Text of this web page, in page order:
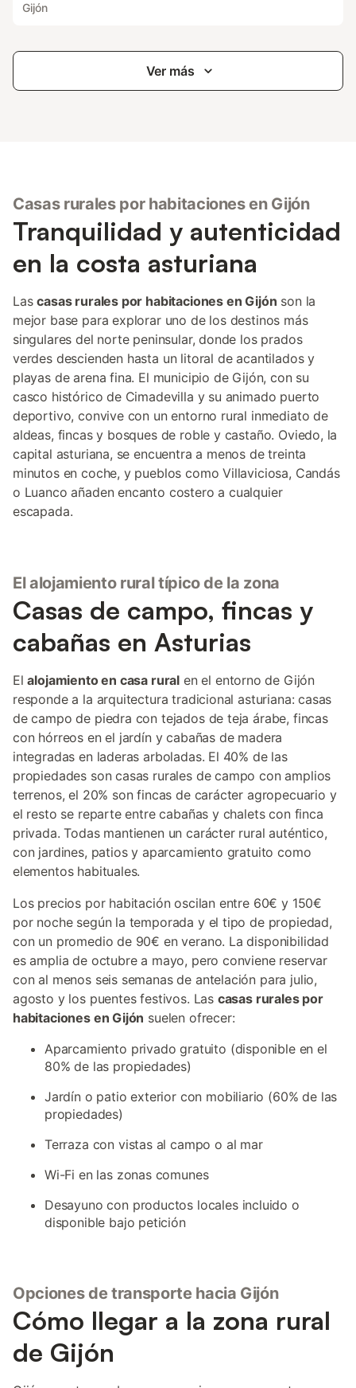
Gijón
Ver más
Casas rurales por habitaciones en Gijón
Tranquilidad y autenticidad
en la costa asturiana
Lascasas rurales por habitaciones en Gijón son la
mejor base para explorar uno de los destinos más
singulares del norte peninsular, donde los prados
verdes descienden hasta un litoral de acantilados y
playas de arena fina. El municipio de Gijón, con su
casco histórico de Cimadevilla y su animado puerto
deportivo, convive con un entorno rural inmediato de
aldeas, fincas y bosques de roble y castaño. Oviedo, la
capital asturiana, se encuentra a menos de treinta
minutos en coche, y pueblos como Villaviciosa, Candás
o Luanco añaden encanto costero a cualquier
escapada.
El alojamiento rural típico de la zona
Casas de campo, fincas y
cabañas en Asturias
Elalojamiento en casa rural en el entorno de Gijón
responde a la arquitectura tradicional asturiana: casas
de campo de piedra con tejados de teja árabe, fincas
con hórreos en el jardín y cabañas de madera
integradas en laderas arboladas. El 40% de las
propiedades son casas rurales de campo con amplios
terrenos, el 20% son fincas de carácter agropecuario y
el resto se reparte entre cabañas y chalets con finca
privada. Todas mantienen un carácter rural auténtico,
con jardines, patios y aparcamiento gratuito como
elementos habituales.
Los precios por habitación oscilan entre 60€ y 150€
por noche según la temporada y el tipo de propiedad,
con un promedio de 90€ en verano. La disponibilidad
es amplia de octubre a mayo, pero conviene reservar
con al menos seis semanas de antelación para julio,
agosto y los puentes festivos. Las casas rurales por
habitaciones en Gijón suelen ofrecer:
Aparcamiento privado gratuito (disponible en el
80% de las propiedades)
Jardín o patio exterior con mobiliario (60% de las
propiedades)
Terraza con vistas al campo o al mar
Wi-Fi en las zonas comunes
Desayuno con productos locales incluido o
disponible bajo petición
Opciones de transporte hacia Gijón
Cómo llegar a la zona rural
de Gijón